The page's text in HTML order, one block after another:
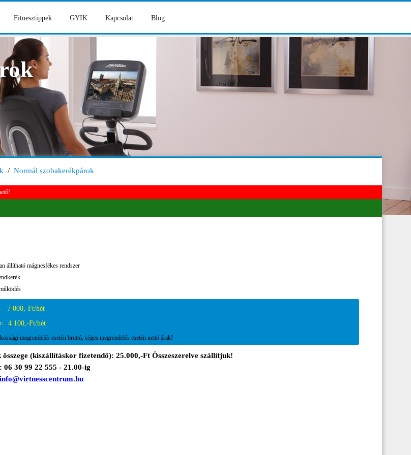
Fitnesztippek GYIK Kapcsolat Blog
/ Normál szobakerékpárok
állítható mágnesfékes rendszer
7 000,-Ft/hét
4 100,-Ft/hét
megrendelés esetén bruttó, céges megrendelés esetén nettó árak!
összege (kiszállításkor fizetendő): 25.000,-Ft Összeszerelve szállítjuk!
06 30 99 22 555 - 21.00-ig
info@virtnesscentrum.hu